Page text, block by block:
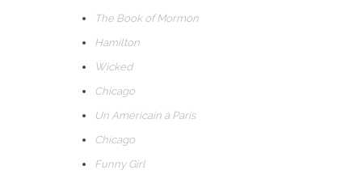
The Book of Mormon
Hamilton
Wicked
Chicago
Un Américain à Paris
Chicago
Funny Girl